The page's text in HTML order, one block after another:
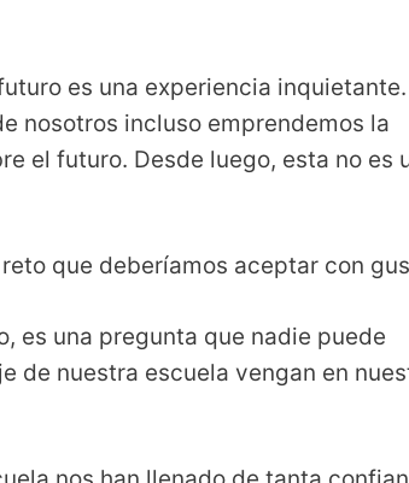
es una experiencia inquietante.
nosotros incluso emprendemos la
el futuro. Desde luego, esta no es
que deberíamos aceptar con
es una pregunta que nadie puede
de nuestra escuela vengan en